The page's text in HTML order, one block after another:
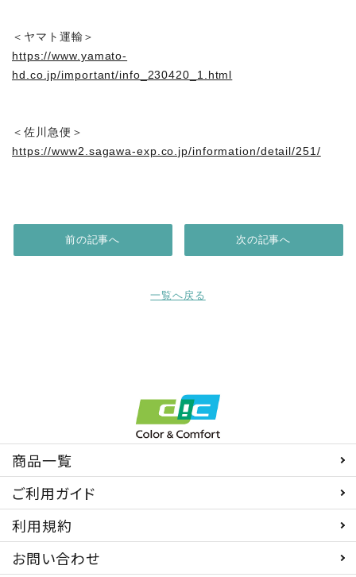
＜ヤマト運輸＞
https://www.yamato-
hd.co.jp/important/info_230420_1.html
＜佐川急便＞
https://www2.sagawa-exp.co.jp/information/detail/251/
前の記事へ
一覧へ戻る
次の記事へ
商品一覧
ご利用ガイド
利用規約
お問い合わせ